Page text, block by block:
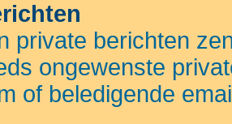
private berichten
ongewenste
of beledigende